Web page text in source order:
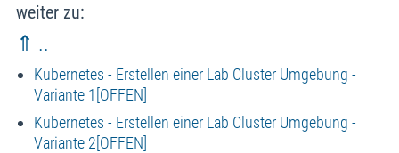
weiter zu:
⇑ ..
Kubernetes - Erstellen einer Lab Cluster Umgebung -
Variante 1[OFFEN]
Kubernetes - Erstellen einer Lab Cluster Umgebung -
Variante 2[OFFEN]